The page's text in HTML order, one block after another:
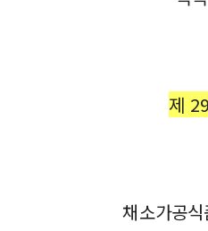
제
채소가공